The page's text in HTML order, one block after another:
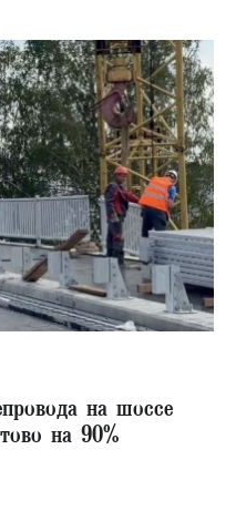
на шоссе
на 90%